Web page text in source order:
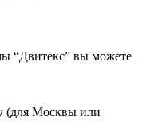
“Двитекс” вы можете
(для Москвы или